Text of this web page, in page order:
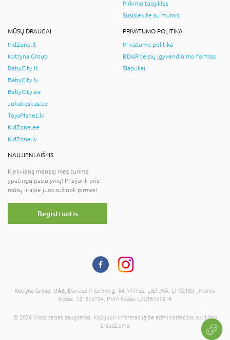
Pirkimo taisyklės
Susisiekite su mumis
MŪSŲ DRAUGAI
KidZone.lt
Kotryna Group
BabyCity.lt
BabyCity.lv
BabyCity.ee
Jukukeskus.ee
ToysPlanet.lv
KidZone.ee
KidZone.lv
PRIVATUMO POLITIKA
Privatumo politika
BDAR teisių įgyvendinimo formos
Slapukai
NAUJIENLAIŠKIS
Kiekvieną mėnesį mes turime
ypatingų pasiūlymų! Prisijunk prie
mūsų ir apie juos sužinok pirmas!
Registruotis
Kotryna Group, UAB , Dariaus ir Girėno g. 34, Vilnius, LIETUVA, LT-02189, Įmonės
kodas: 121673734, PVM kodas: LT216737314
© 2026 Visos teisės saugomos. Kopijuoti informaciją be administracijos sutikimo
draudžiama